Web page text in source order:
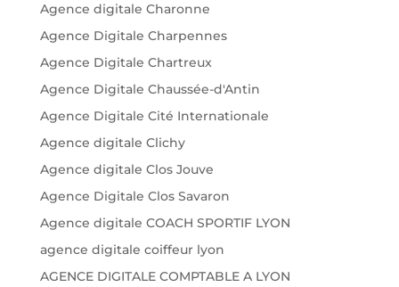
Agence digitale Charonne
Agence Digitale Charpennes
Agence Digitale Chartreux
Agence Digitale Chaussée-d'Antin
Agence Digitale Cité Internationale
Agence digitale Clichy
Agence digitale Clos Jouve
Agence Digitale Clos Savaron
Agence digitale COACH SPORTIF LYON
agence digitale coiffeur lyon
AGENCE DIGITALE COMPTABLE A LYON